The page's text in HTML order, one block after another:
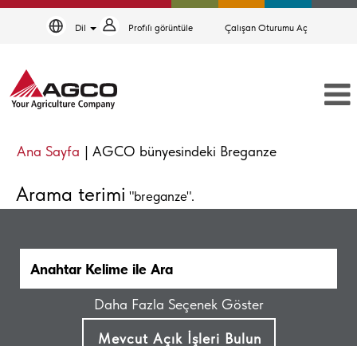
Dil Profi̇li̇ görüntüle Çalışan Oturumu Aç
Ana Sayfa | AGCO bünyesindeki Breganze(mevcut
Arama terimi "breganze".
Daha Fazla Seçenek Göster